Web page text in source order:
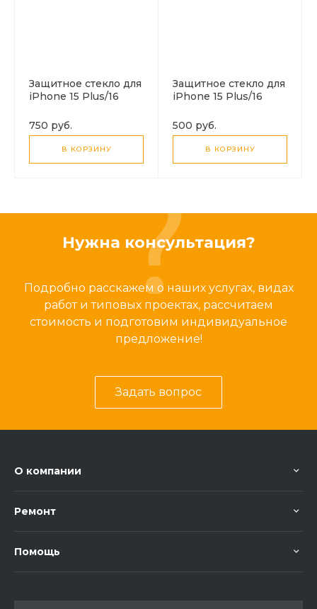
Защитное стекло для
iPhone 15 Plus/16
full screen HD
tempered glass,
черное
750 руб.
В КОРЗИНУ
Защитное стекло для
iPhone 15 Plus/16
screen silk screen HD
tempered glass,
черное
500 руб.
В КОРЗИНУ
Нужна консультация?
Подробно расскажем о наших услугах, видах
работ и типовых проектах, рассчитаем
стоимость и подготовим индивидуальное
предложение!
Задать вопрос
О компании
Ремонт
Помощь